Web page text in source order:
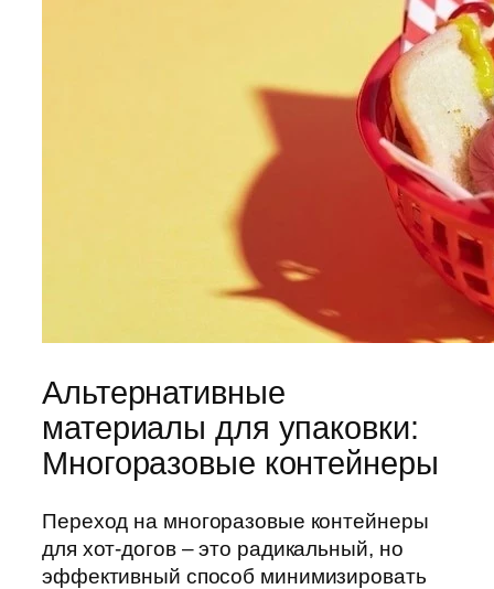
Альтернативные
материалы для упаковки:
Многоразовые контейнеры
Переход на многоразовые контейнеры
для хот-догов – это радикальный, но
эффективный способ минимизировать